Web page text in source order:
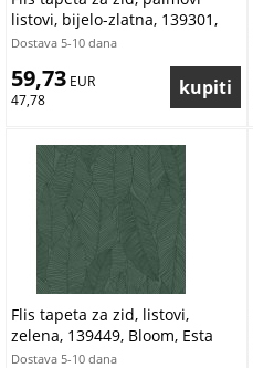
listovi, bijelo-zlatna, 139301,
Bloom, Esta Home
Dostava 5-10 dana
59,73 EUR
47,78
Flis tapeta za zid, listovi,
zelena, 139449, Bloom, Esta
Home
Dostava 5-10 dana